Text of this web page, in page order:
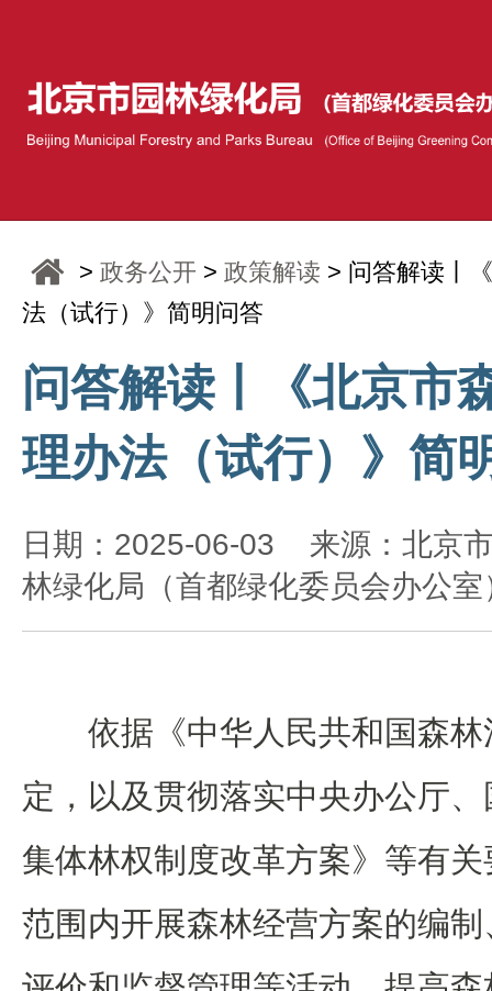
>政务公开 >政策解读 > 问答解读丨
法（试行）》简明问答
问答解读丨《北京市
理办法（试行）》简
日期：2025-06-03 来源：北京
林绿化局（首都绿化委员会办公室
依据《中华人民共和国森
定，以及贯彻落实中央办公厅
集体林权制度改革方案》等有关
范围内开展森林经营方案的编